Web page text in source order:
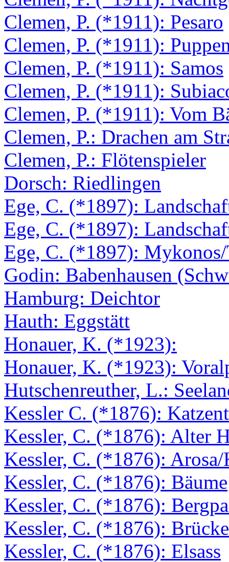
Clemen, P. (*1911): Pesaro
Clemen, P. (*1911):
Clemen, P. (*1911): Samos
Clemen, P. (*1911):
Clemen, P. (*1911): Vom
Clemen, P.: Drachen am
Clemen, P.: Flötenspieler
Dorsch: Riedlingen
Ege, C. (*1897):
Ege, C. (*1897):
Ege, C. (*1897):
Godin: Babenhausen
Hamburg: Deichtor
Hauth: Eggstätt
Honauer, K. (*1923):
Honauer, K. (*1923):
Hutschenreuther, L.:
Kessler C. (*1876):
Kessler, C. (*1876): Alter
Kessler, C. (*1876):
Kessler, C. (*1876): Bäume
Kessler, C. (*1876):
Kessler, C. (*1876): Brücke
Kessler, C. (*1876): Elsass